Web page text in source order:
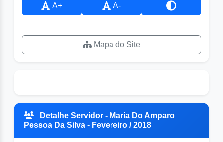
A+ A-
Mapa do Site
Detalhe Servidor - Maria Do Amparo
Pessoa Da Silva - Fevereiro / 2018